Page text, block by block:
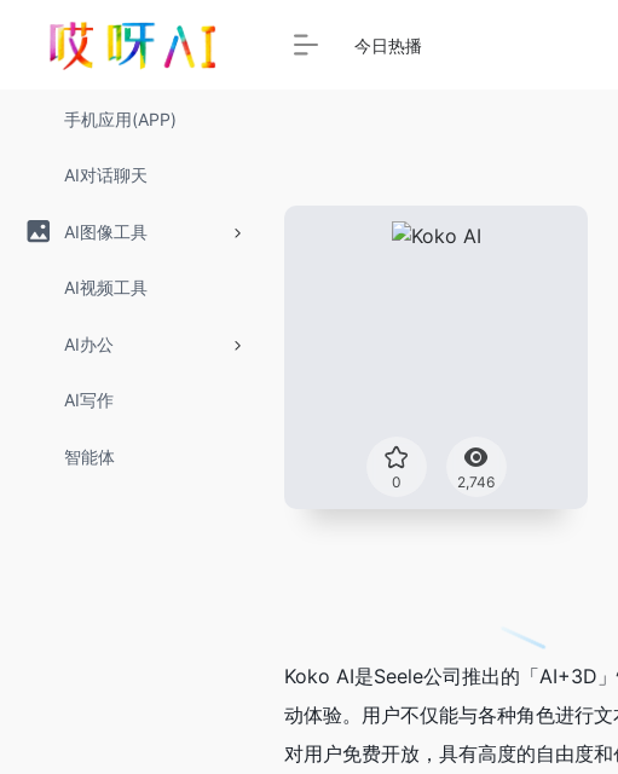
手机应用(APP)
AI对话聊天
AI图像工具
AI视频工具
AI办公
AI写作
智能体
今日热播
0 2,746
Koko AI是Seele公司推出的「AI+3D
动体验。用户不仅能与各种角色进行
对用户免费开放，具有高度的自由度和